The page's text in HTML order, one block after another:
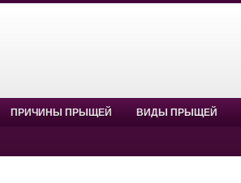
ПРИЧИНЫ ПРЫЩЕЙ ВИДЫ ПРЫЩЕЙ